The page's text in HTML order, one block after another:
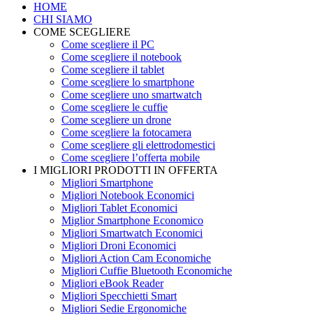
HOME
CHI SIAMO
COME SCEGLIERE
Come scegliere il PC
Come scegliere il notebook
Come scegliere il tablet
Come scegliere lo smartphone
Come scegliere uno smartwatch
Come scegliere le cuffie
Come scegliere un drone
Come scegliere la fotocamera
Come scegliere gli elettrodomestici
Come scegliere l’offerta mobile
I MIGLIORI PRODOTTI IN OFFERTA
Migliori Smartphone
Migliori Notebook Economici
Migliori Tablet Economici
Miglior Smartphone Economico
Migliori Smartwatch Economici
Migliori Droni Economici
Migliori Action Cam Economiche
Migliori Cuffie Bluetooth Economiche
Migliori eBook Reader
Migliori Specchietti Smart
Migliori Sedie Ergonomiche